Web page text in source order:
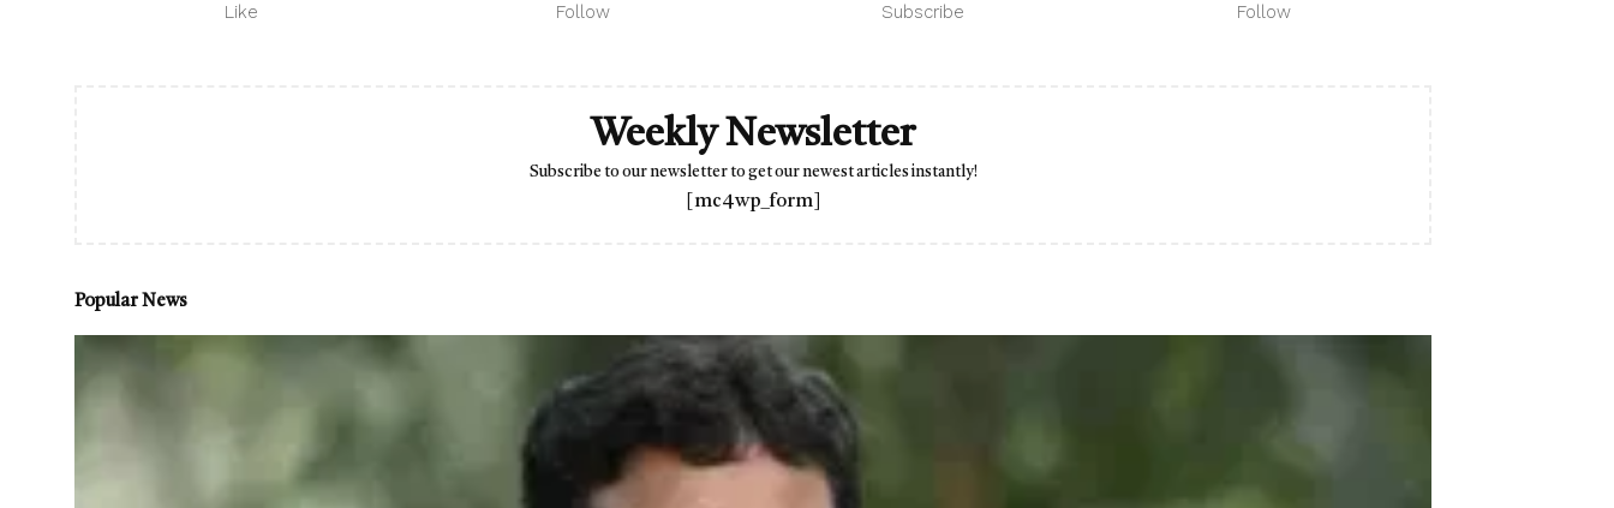
Like Follow Subscribe Follow
Weekly Newsletter
Subscribe to our newsletter to get our newest articles instantly!
[mc4wp_form]
Popular News